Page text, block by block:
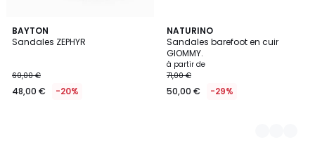
BAYTON
Sandales ZEPHYR
60,00 €
48,00 € -20%
NATURINO
Sandales barefoot en cuir
GIOMMY.
à partir de
71,00 €
50,00 € -29%
2
Couleurs